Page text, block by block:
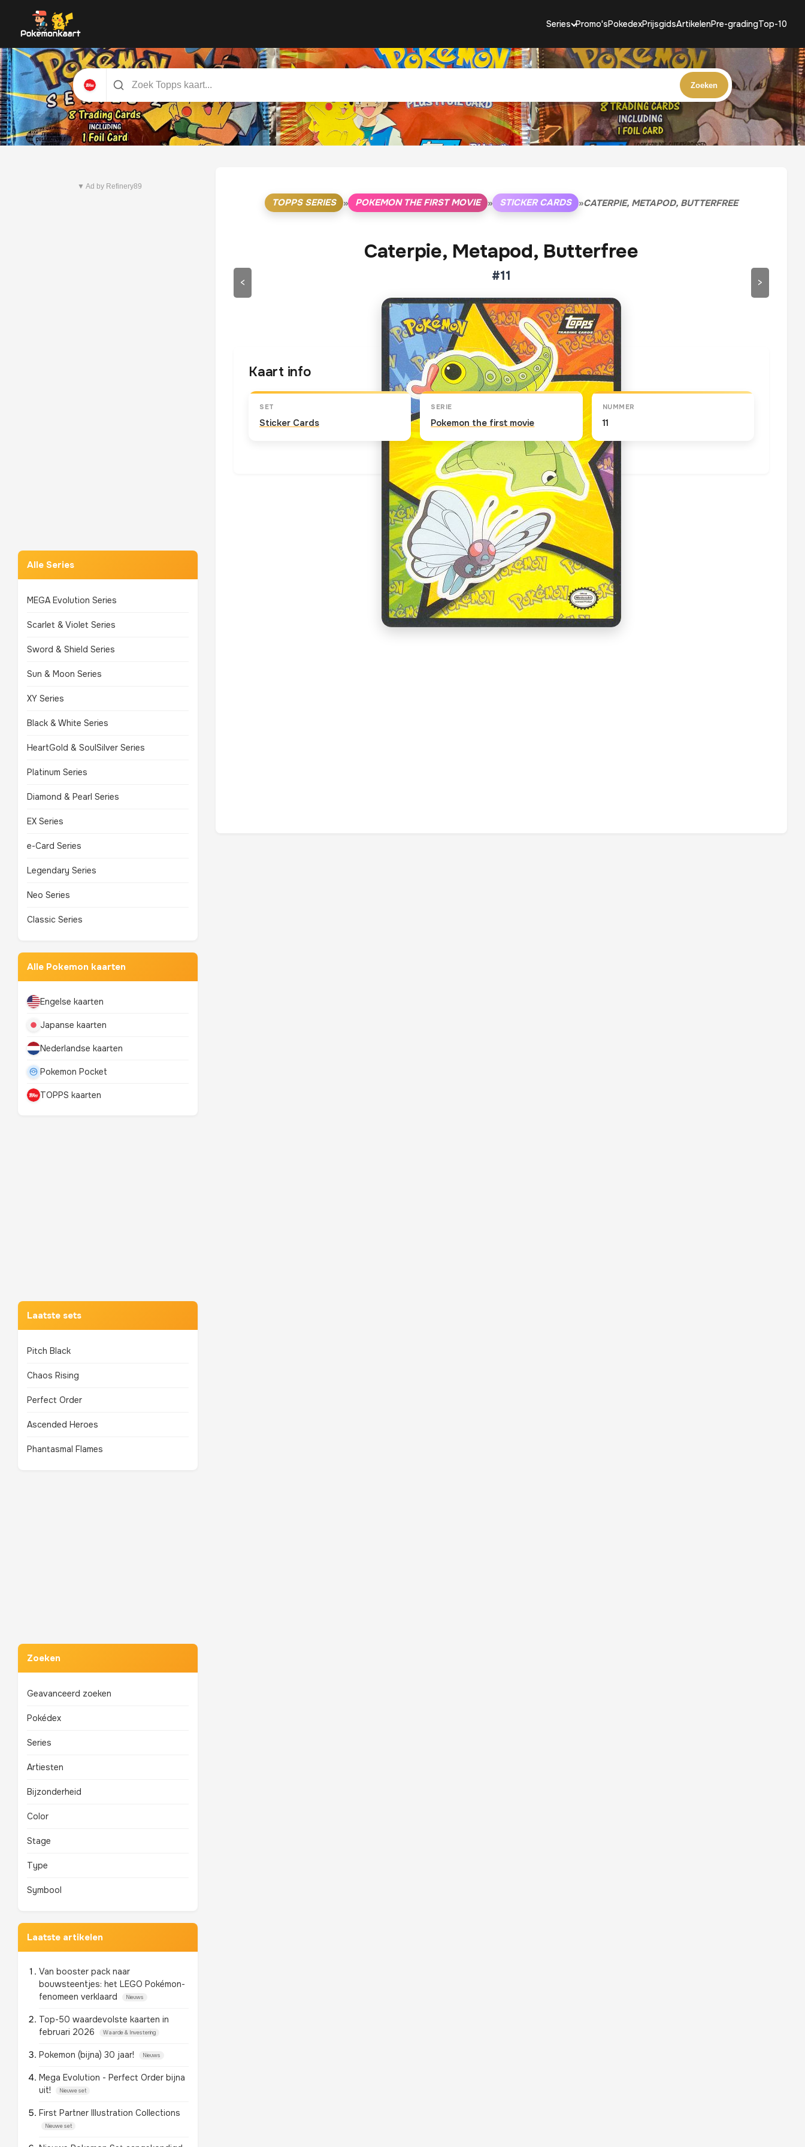
Series Promo'sPokedexPrijsgidsArtikelenPre-gradingTop-10
Zoeken
Pitch Black
▼ Ad by Refinery89
Alle Series
MEGA Evolution Series
Scarlet & Violet Series
Sword & Shield Series
Sun & Moon Series
XY Series
Black & White Series
HeartGold & SoulSilver Series
Platinum Series
Diamond & Pearl Series
EX Series
e-Card Series
Legendary Series
Neo Series
Classic Series
Alle Pokemon kaarten
Engelse kaarten
Japanse kaarten
Nederlandse kaarten
Pokemon Pocket
TOPPS kaarten
TOP 10 POKEMON
Laatste sets
Pitch Black
Chaos Rising
Perfect Order
Ascended Heroes
Phantasmal Flames
Zoeken
Geavanceerd zoeken
Pokédex
Series
Artiesten
Bijzonderheid
Color
Stage
Type
Symbool
Laatste artikelen
Van booster pack naar
bouwsteentjes: het LEGO Pokémon-
fenomeen verklaard
Nieuws
Top-50 waardevolste kaarten in
februari 2026
Waarde & Investering
Pokemon (bijna) 30 jaar! Nieuws
Mega Evolution - Perfect Order bijna
uit!
Nieuwe set
First Partner Illustration Collections
Nieuwe set
TOPPS SERIES » POKEMON THE FIRST MOVIE » STICKER CARDS »CATERPIE, METAPOD, BUTTERFREE
Caterpie, Metapod, Butterfree
#11
<
Klik op de kaart om om te draaien
>
Kaart info
SET
Sticker Cards
SERIE
Pokemon the first movie
NUMMER
11